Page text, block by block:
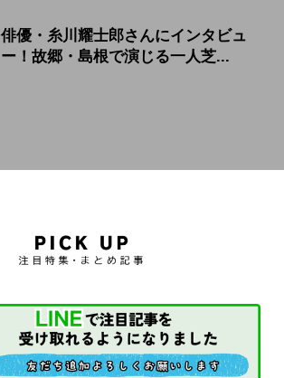
俳優・糸川耀士郎さんにインタビュ
ー！故郷・島根で演じる一人芝...